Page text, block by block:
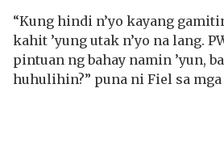
“Kung hindi n’yo kayang
kahit ’yung utak n’yo na lang.
pintuan ng bahay namin ’yun,
huhulihin?” puna ni Fiel sa mga